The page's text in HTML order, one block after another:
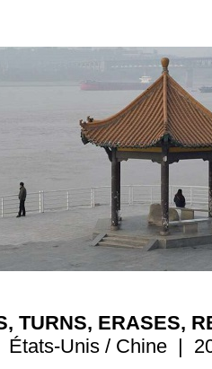
TURNS, ERASES,
États-Unis / Chine |